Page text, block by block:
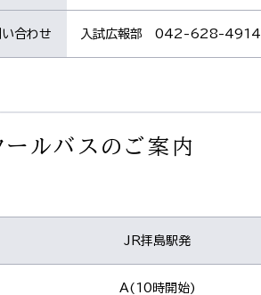
合わせ 入試広報部 042-628-4914
ールバスのご案内
JR拝島駅発
A(10時開始)